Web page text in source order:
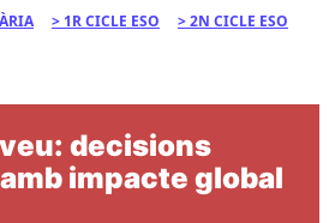
1R CICLE ESO
2N CICLE ESO
decisions
impacte global